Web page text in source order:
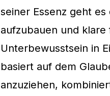
seiner Essenz geht
aufzubauen und
Unterbewusstsein in
basiert auf dem
anzuziehen,